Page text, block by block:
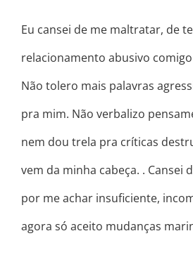
Eu cansei de me maltratar, de
relacionamento abusivo
Não tolero mais palavras
pra mim. Não verbalizo
nem dou trela pra críticas
vem da minha cabeça. . Cansei
por me achar insuficiente,
agora só aceito mudanças